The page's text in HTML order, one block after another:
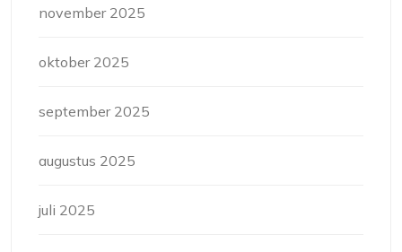
november 2025
oktober 2025
september 2025
augustus 2025
juli 2025